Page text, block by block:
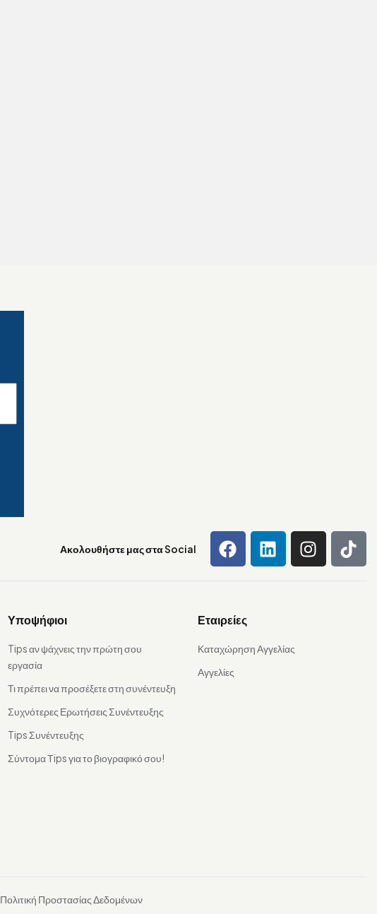
Ακολουθήστε μας στα Social
Υποψήφιοι
Tips αν ψάχνεις την πρώτη σου
εργασία
Τι πρέπει να προσέξετε στη συνέντευξη
Συχνότερες Ερωτήσεις Συνέντευξης
Tips Συνέντευξης
Σύντομα Τips για το βιογραφικό σου!
Εταιρείες
Καταχώρηση Αγγελίας
Αγγελίες
Πολιτική Προστασίας Δεδομένων